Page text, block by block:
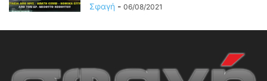
Σφαγή - 06/08/2021